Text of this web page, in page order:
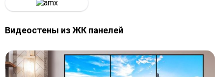
Видеостены из ЖК панелей